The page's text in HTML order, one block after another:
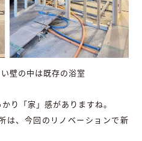
壁の中は既存の浴室
り「家」感がありますね。
は、今回のリノベーションで新